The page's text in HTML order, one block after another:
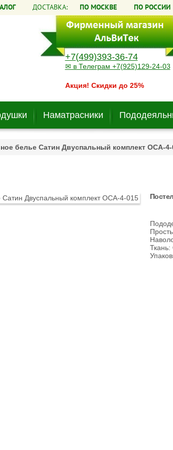
ДОСТАВКА: ПО МОСКВЕ ПО РОССИИ
+7(499)393-36-74
✉ в Телеграм +7(925)129-24-03
Акция! Скидки до 25%
Наматрасники
белье Сатин Двуспальный комплект ОCA-4-
Ткань: